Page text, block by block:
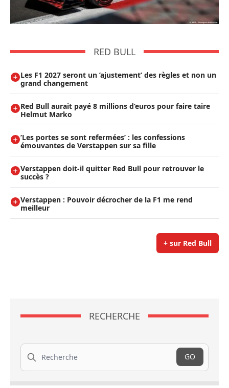
RED BULL
Les F1 2027 seront un ’ajustement’ des règles et non un
grand changement
Red Bull aurait payé 8 millions d’euros pour faire taire
Helmut Marko
’Les portes se sont refermées’ : les confessions
émouvantes de Verstappen sur sa fille
Verstappen doit-il quitter Red Bull pour retrouver le
succès ?
Verstappen : Pouvoir décrocher de la F1 me rend
meilleur
+ sur Red Bull
RECHERCHE
Recherche
GO